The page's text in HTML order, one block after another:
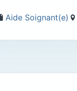
Aide Soignant(e)